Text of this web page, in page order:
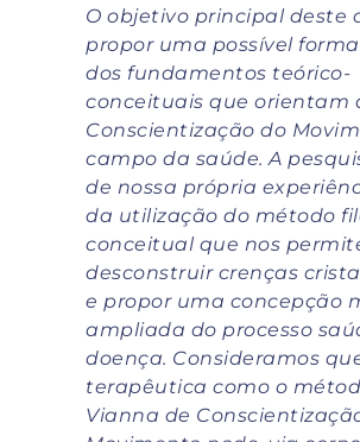
O objetivo principal deste
propor uma possível
dos fundamentos teórico-
conceituais que orientam
Conscientização do
campo da saúde. A
de nossa própria
da utilização do método
conceitual que nos
desconstruir crenças
e propor uma concepção
ampliada do processo
doença. Consideramos
terapêutica como o
Vianna de